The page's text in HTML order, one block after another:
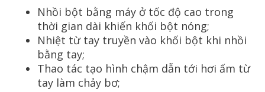
Nhồi bột bằng máy ở tốc độ cao trong
thời gian dài khiến khối bột nóng;
Nhiệt từ tay truyền vào khối bột khi nhồi
bằng tay;
Thao tác tạo hình chậm dẫn tới hơi ấm từ
tay làm chảy bơ;